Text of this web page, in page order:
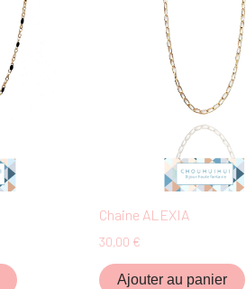
Chaine ALEXIA
30,00 €
Ajouter au panier